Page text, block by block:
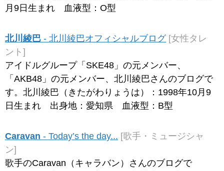
月9日生まれ 血液型：O型
北川綾巴 - 北川綾巴オフィシャルブログ [女性タレ
ント]
アイドルグループ「SKE48」の元メンバー、
「AKB48」の元メンバー、北川綾巴さんのブログで
す。北川綾巴（きたがわりょうは）：1998年10月9
日生まれ 出身地：愛知県 血液型：B型
Caravan - Today’s the day... [歌手・ミュージシャ
ン]
歌手のCaravan（キャラバン）さんのブログで